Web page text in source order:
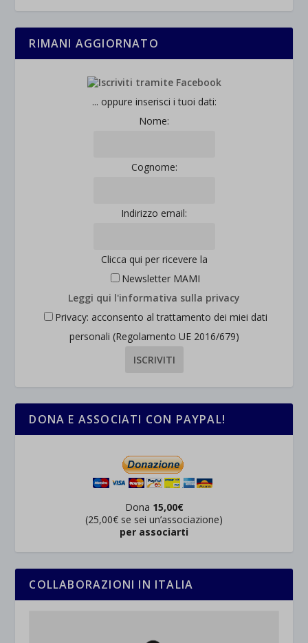
RIMANI AGGIORNATO
... oppure inserisci i tuoi dati:
Nome:
Cognome:
Indirizzo email:
Clicca qui per ricevere la
Newsletter MAMI
Leggi qui l'informativa sulla privacy
Privacy: acconsento al trattamento dei miei dati
personali (Regolamento UE 2016/679)
DONA E ASSOCIATI CON PAYPAL!
Dona 15,00€
(25,00€ se sei un’associazione)
per associarti
COLLABORAZIONI IN ITALIA